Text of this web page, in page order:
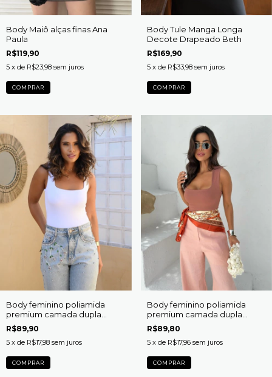
Body Maiô alças finas Ana
Paula
R$119,90
5 x de R$23,98 sem juros
COMPRAR
Body Tule Manga Longa
Decote Drapeado Beth
R$169,90
5 x de R$33,98 sem juros
COMPRAR
Body feminino poliamida
premium camada dupla
decote quadrado
R$89,90
5 x de R$17,98 sem juros
COMPRAR
Body feminino poliamida
premium camada dupla
decote quadrado
R$89,80
5 x de R$17,96 sem juros
COMPRAR